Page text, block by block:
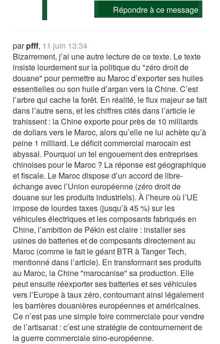
Répondre à ce message
parpfff, 11 juin 13:34
Bizarrement, j’ai une autre lecture de ce texte. Le texte
insiste lourdement sur la politique du "zéro droit de
douane" pour permettre au Maroc d’exporter ses huiles
essentielles ou son huile d’argan vers la Chine. C’est
l’arbre qui cache la forêt. En réalité, le flux majeur se fait
dans l’autre sens, et les chiffres cités dans l’article le
trahissent : la Chine exporte pour près de 10 milliards
de dollars vers le Maroc, alors qu’elle ne lui achète qu’à
peine 1 milliard. Le déficit commercial marocain est
abyssal. Pourquoi un tel engouement des entreprises
chinoises pour le Maroc ? La réponse est géographique
et fiscale. Le Maroc dispose d’un accord de libre-
échange avec l’Union européenne (zéro droit de
douane sur les produits industriels). À l’heure où l’UE
impose de lourdes taxes (jusqu’à 45 %) sur les
véhicules électriques et les composants fabriqués en
Chine, l’ambition de Pékin est claire : installer ses
usines de batteries et de composants directement au
Maroc (comme le fait le géant BTR à Tanger Tech,
mentionné dans l’article). En transformant ses produits
au Maroc, la Chine "marocanise" sa production. Elle
peut ensuite réexporter ses batteries et ses véhicules
vers l’Europe à taux zéro, contournant ainsi légalement
les barrières douanières européennes et américaines.
Ce n’est pas une simple foire commerciale pour vendre
de l’artisanat : c’est une stratégie de contournement de
la guerre commerciale sino-européenne.